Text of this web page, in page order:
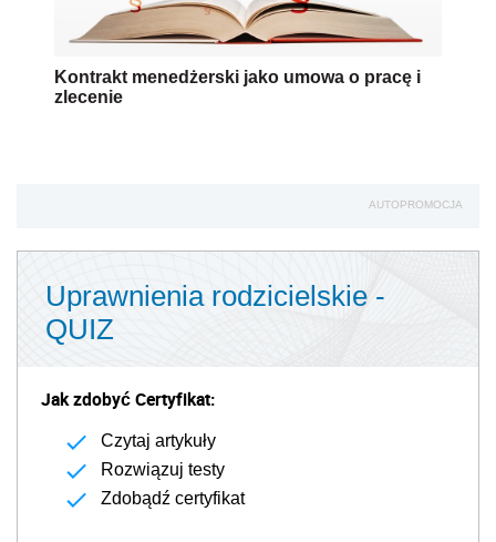
Kontrakt menedżerski jako umowa o pracę i
zlecenie
AUTOPROMOCJA
Uprawnienia rodzicielskie -
QUIZ
Jak zdobyć Certyfikat:
Czytaj artykuły
Rozwiązuj testy
Zdobądź certyfikat